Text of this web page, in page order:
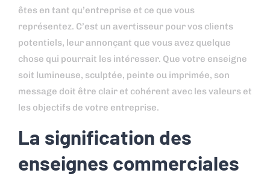
êtes en tant qu’entreprise et ce que vous
représentez. C’est un avertisseur pour vos clients
potentiels, leur annonçant que vous avez quelque
chose qui pourrait les intéresser. Que votre enseigne
soit lumineuse, sculptée, peinte ou imprimée, son
message doit être clair et cohérent avec les valeurs et
les objectifs de votre entreprise.
La signification des
enseignes commerciales